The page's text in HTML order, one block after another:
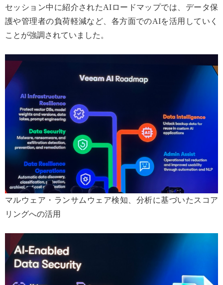
セッション中に紹介されたAIロードマップでは、データ保
護や管理者の負荷軽減など、各方面でのAIを活用していく
ことが強調されていました。
マルウェア・ランサムウェア検知、分析に基づいたスコア
リングへの活用